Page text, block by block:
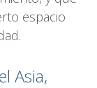
espacio
Asia,